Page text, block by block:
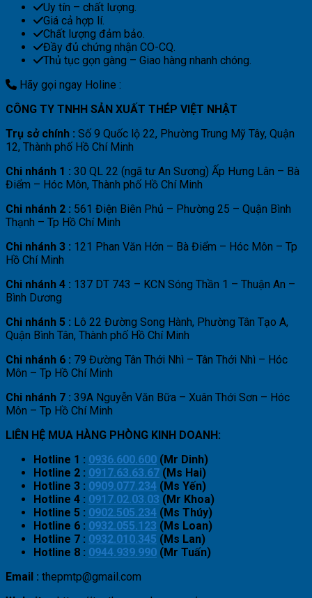
Uy tín – chất lượng.
Giá cả hợp lí.
Chất lượng đảm bảo.
Đầy đủ chứng nhận CO-CQ.
Thủ tục gọn gàng – Giao hàng nhanh chóng.
Hãy gọi ngay Holine :
CÔNG TY TNHH SẢN XUẤT THÉP VIỆT NHẬT
Trụ sở chính : Số 9 Quốc lộ 22, Phường Trung Mỹ Tây, Quận
12, Thành phố Hồ Chí Minh
Chi nhánh 1 : 30 QL 22 (ngã tư An Sương) Ấp Hưng Lân – Bà
Điểm – Hóc Môn, Thành phố Hồ Chí Minh
Chi nhánh 2 : 561 Điện Biên Phủ – Phường 25 – Quận Bình
Thạnh – Tp Hồ Chí Minh
Chi nhánh 3 : 121 Phan Văn Hớn – Bà Điểm – Hóc Môn – Tp
Hồ Chí Minh
Chi nhánh 4 : 137 DT 743 – KCN Sóng Thần 1 – Thuận An –
Bình Dương
Chi nhánh 5 : Lô 22 Đường Song Hành, Phường Tân Tạo A,
Quận Bình Tân, Thành phố Hồ Chí Minh
Chi nhánh 6 : 79 Đường Tân Thới Nhì – Tân Thới Nhì – Hóc
Môn – Tp Hồ Chí Minh
Chi nhánh 7 : 39A Nguyễn Văn Bữa – Xuân Thới Sơn – Hóc
Môn – Tp Hồ Chí Minh
LIÊN HỆ MUA HÀNG PHÒNG KINH DOANH:
Hotline 1 : 0936.600.600 (Mr Dinh)
Hotline 2 : 0917.63.63.67 (Ms Hai)
Hotline 3 : 0909.077.234 (Ms Yến)
Hotline 4 : 0917.02.03.03 (Mr Khoa)
Hotline 5 : 0902.505.234 (Ms Thúy)
Hotline 6 : 0932.055.123 (Ms Loan)
Hotline 7 : 0932.010.345 (Ms Lan)
Hotline 8 : 0944.939.990 (Mr Tuấn)
Email : thepmtp@gmail.com